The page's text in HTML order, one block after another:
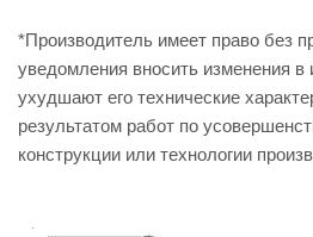
*Производитель имеет право без
уведомления вносить изменения в
ухудшают его технические
результатом работ по
конструкции или технологии